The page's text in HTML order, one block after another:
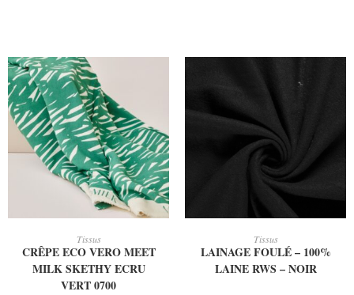
Tissus
CRÊPE ECO VERO MEET
MILK SKETHY ECRU
VERT 0700
Tissus
LAINAGE FOULÉ – 100%
LAINE RWS – NOIR